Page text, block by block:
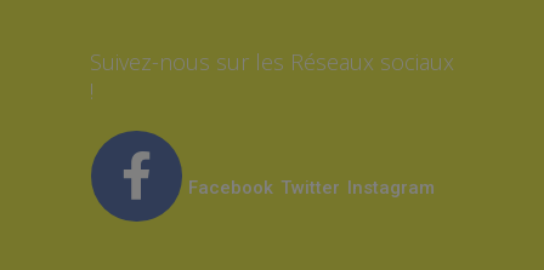
Suivez-nous sur les Réseaux sociaux
!
Facebook Twitter Instagram